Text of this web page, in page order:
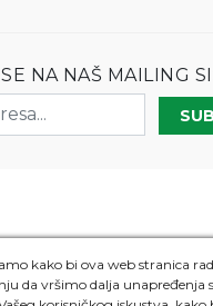
NA NAŠ MAILING
kako bi ova web stranica
da vršimo dalja unapređenja